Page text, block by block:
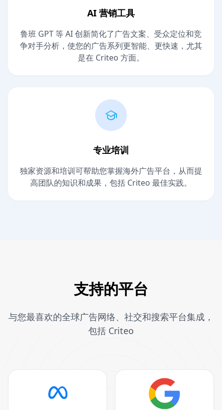
AI 营销工具
鲁班 GPT 等 AI 创新简化了广告文案、受众定位和竞
争对手分析，使您的广告系列更智能、更快速，尤其
是在 Criteo 方面。
专业培训
独家资源和培训可帮助您掌握海外广告平台，从而提
高团队的知识和成果，包括 Criteo 最佳实践。
支持的平台
与您最喜欢的全球广告网络、社交和搜索平台集成，
包括 Criteo